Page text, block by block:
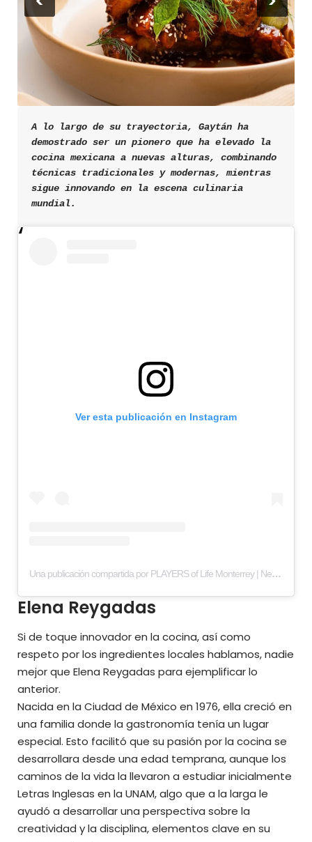
A lo largo de su trayectoria, Gaytán ha
demostrado ser un pionero que ha elevado la
cocina mexicana a nuevas alturas, combinando
técnicas tradicionales y modernas, mientras
sigue innovando en la escena culinaria
mundial.
Ver esta publicación en Instagram
Una publicación compartida por PLAYERS of Life Monterrey | Negocios y estilo de vida (@playersmty)
Elena Reygadas
Si de toque innovador en la cocina, así como
respeto por los ingredientes locales hablamos, nadie
mejor que Elena Reygadas para ejemplificar lo
anterior.
Nacida en la Ciudad de México en 1976, ella creció en
una familia donde la gastronomía tenía un lugar
especial. Esto facilitó que su pasión por la cocina se
desarrollara desde una edad temprana, aunque los
caminos de la vida la llevaron a estudiar inicialmente
Letras Inglesas en la UNAM, algo que a la larga le
ayudó a desarrollar una perspectiva sobre la
creatividad y la disciplina, elementos clave en su